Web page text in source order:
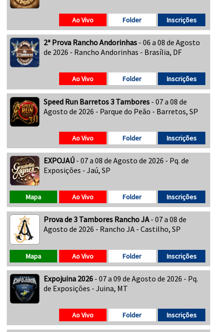
Inscrições
Folder
Ao Vivo
2ª Prova Rancho Andorinhas - 06 a 08 de Agosto
de 2026 - Rancho Andorinhas - Brasília, DF
Inscrições
Folder
Ao Vivo
Speed Run Barretos 3 Tambores - 07 a 08 de
Agosto de 2026 - Parque do Peão - Barretos, SP
Inscrições
Folder
Ao Vivo
EXPOJAÚ - 07 a 08 de Agosto de 2026 - Pq. de
Exposições - Jaú, SP
Inscrições
Folder
Ao Vivo
Mapa
Prova de 3 Tambores Rancho JA- 07 a 08 de
Agosto de 2026 - Rancho JA - Castilho, SP
Inscrições
Folder
Ao Vivo
Mapa
Expojuina 2026 - 07 a 09 de Agosto de 2026 - Pq.
de Exposições - Juina, MT
Inscrições
Folder
Ao Vivo